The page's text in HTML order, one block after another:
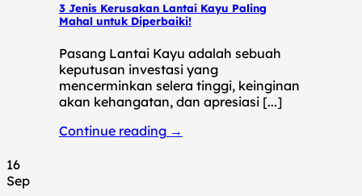
3 Jenis Kerusakan Lantai Kayu Paling
Mahal untuk Diperbaiki!
Pasang Lantai Kayu adalah sebuah
keputusan investasi yang
mencerminkan selera tinggi, keinginan
akan kehangatan, dan apresiasi [...]
Continue reading →
16
Sep